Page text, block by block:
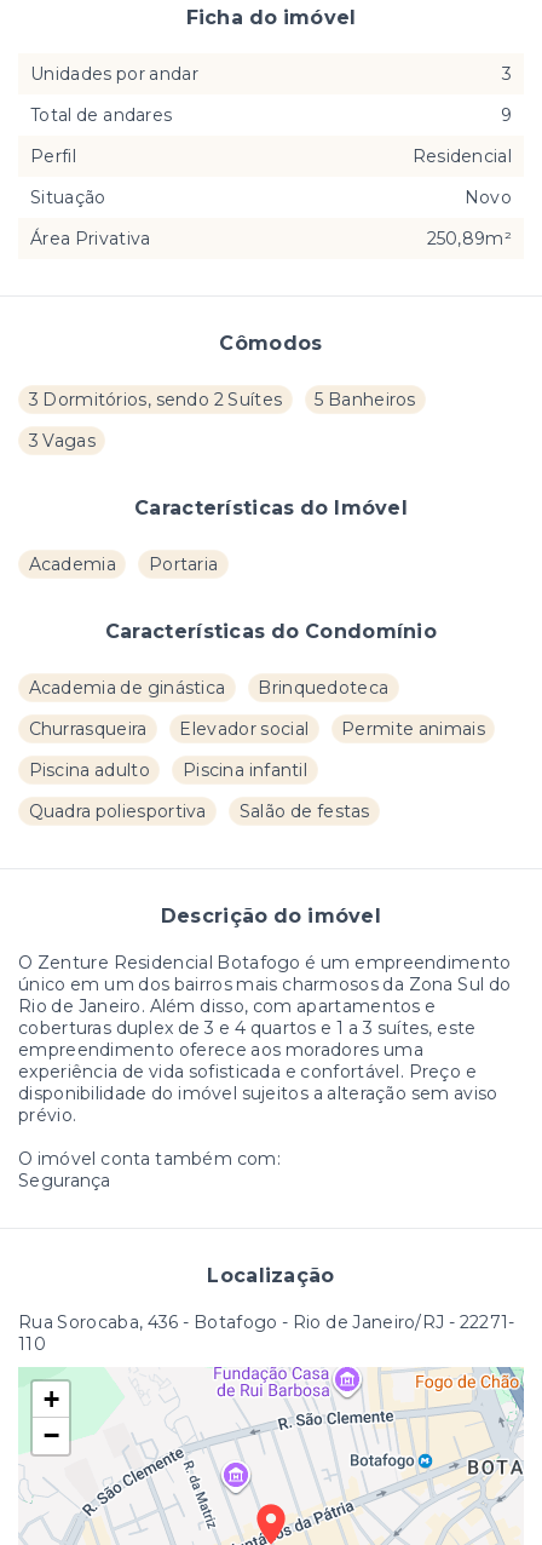
Cômodos
3 Dormitórios, sendo 2 Suítes
5 Banheiros
3 Vagas
Características do Imóvel
Academia Portaria
Características do Condomínio
Academia de ginástica
Brinquedoteca
Churrasqueira
Elevador social
Permite animais
Piscina adulto
Piscina infantil
Quadra poliesportiva
Salão de festas
Descrição do imóvel
O Zenture Residencial Botafogo é um empreendimento
único em um dos bairros mais charmosos da Zona Sul do
Rio de Janeiro. Além disso, com apartamentos e
coberturas duplex de 3 e 4 quartos e 1 a 3 suítes, este
empreendimento oferece aos moradores uma
experiência de vida sofisticada e confortável. Preço e
disponibilidade do imóvel sujeitos a alteração sem aviso
prévio.
O imóvel conta também com:
Segurança
Localização
Rua Sorocaba, 436 - Botafogo - Rio de Janeiro/RJ - 22271-
110
+
−
Ficha do imóvel
Unidades por andar
3
Total de andares
9
Perfil
Residencial
Situação
Novo
Área Privativa
250,89m²